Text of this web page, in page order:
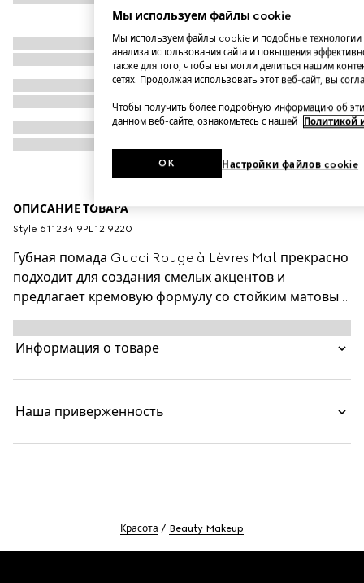
ОПИСАНИЕ ТОВАРА
Style ‎611234 9PL12 9220
Губная помада Gucci Rouge à Lèvres Mat прекрасно
подходит для создания смелых акцентов и
предлагает кремовую формулу со стойким матовым
финишем. Эта яркая помада дополнена маслами,
насыщенными пигментами и гелевыми восками для
создания мягкого бархатистого покрытия. Всего
формула дарит ощущение легкости и
Информация о товаре
Наша приверженность
Красота Beauty Makeup
Мы используем файлы cookie
Мы используем файлы cookie и подобные технологии
анализа использования сайта и повышения
также для того, чтобы вы могли делиться нашим
сетях. Продолжая использовать этот веб-сайт, вы
Чтобы получить более подробную информацию об
данном веб-сайте, ознакомьтесь с нашей
Политикой
Настройки файлов cookie
OK